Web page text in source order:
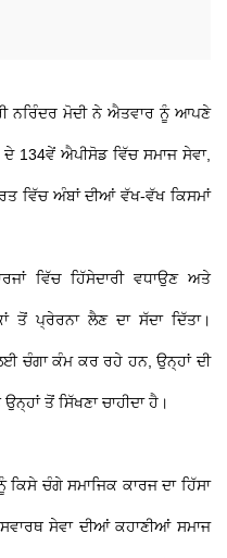
ਨਰਿੰਦਰ ਮੋਦੀ ਨੇ ਐਤਵਾਰ ਨੂੰ ਆਪਣੇ
134ਵੇਂ ਐਪੀਸੋਡ ਵਿੱਚ ਸਮਾਜ ਸੇਵਾ,
ਵਿੱਚ ਅੰਬਾਂ ਦੀਆਂ ਵੱਖ-ਵੱਖ ਕਿਸਮਾਂ
ਵਿੱਚ ਹਿੱਸੇਦਾਰੀ ਵਧਾਉਣ ਅਤੇ
ਤੋਂ ਪ੍ਰੇਰਨਾ ਲੈਣ ਦਾ ਸੱਦਾ ਦਿੱਤਾ।
ਚੰਗਾ ਕੰਮ ਕਰ ਰਹੇ ਹਨ, ਉਨ੍ਹਾਂ ਦੀ
ਤੋਂ ਸਿੱਖਣਾ ਚਾਹੀਦਾ ਹੈ।
ਚੰਗੇ ਸਮਾਜਿਕ ਕਾਰਜ ਦਾ ਹਿੱਸਾ
ਸੇਵਾ ਦੀਆਂ ਕਹਾਣੀਆਂ ਸਮਾਜ